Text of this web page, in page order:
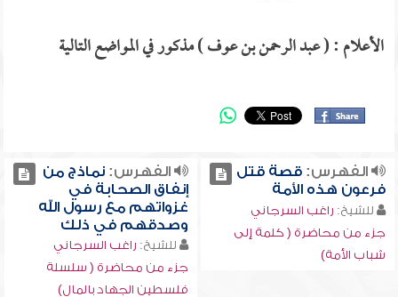
الأعلام : ( عبد الرحمن بن عوف ) مذكور في المواضع التالية
الفهرس:قصة قتل
فرعون هذه الأمة
للشيخ: راغب السرجاني
جزء من محاضرة ( كلمة إلى
شباب الأمة)
الفهرس:نماذج من
إنفاق الصحابة في
غزواتهم مع رسول الله
وصدقهم في ذلك
للشيخ: راغب السرجاني
جزء من محاضرة ( سلسلة
فلسطين الجهاد بالمال)